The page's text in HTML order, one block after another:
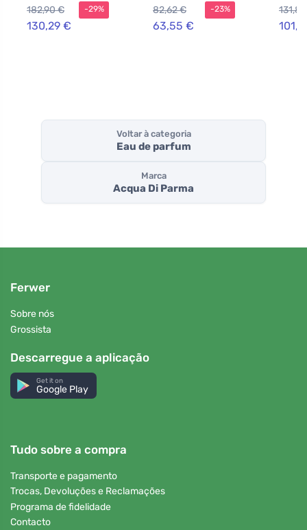
182,90 €
130,29 €
-29%
82,62 €
63,55 €
-23%
150
Voltar à categoria
Eau de parfum
Marca
Acqua Di Parma
Ferwer
Sobre nós
Grossista
Descarregue a aplicação
Get it on
Google Play
Tudo sobre a compra
Transporte e pagamento
Trocas, Devoluções e Reclamações
Programa de fidelidade
Contacto